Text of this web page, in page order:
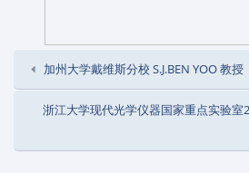
加州大学戴维斯分校 S.J.BEN YOO 教授
浙江大学现代光学仪器国家重点实验室